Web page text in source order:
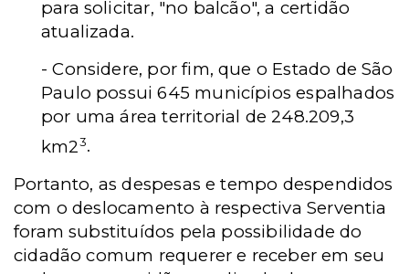
para solicitar, "no balcão", a certidão
atualizada.
- Considere, por fim, que o Estado de São
Paulo possui 645 municípios espalhados
por uma área territorial de 248.209,3
km23.
Portanto, as despesas e tempo despendidos
com o deslocamento à respectiva Serventia
foram substituídos pela possibilidade do
cidadão comum requerer e receber em seu